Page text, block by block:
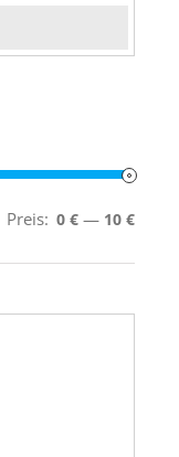
Preis: 0 € — 10 €